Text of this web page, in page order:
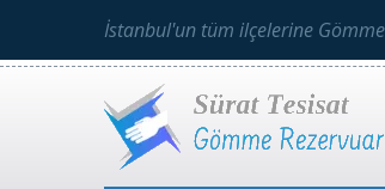
İstanbul'un tüm ilçelerine